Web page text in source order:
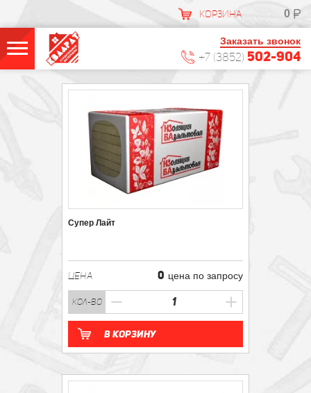
КОРЗИНА 0
Заказать звонок
+7 (3852) 502-904
Супер Лайт
ЦЕНА 0 цена по запросу
кол-во
В корзину